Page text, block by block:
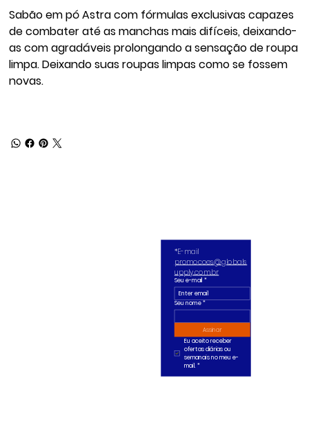
Sabão em pó Astra com fórmulas exclusivas capazes
de combater até as manchas mais difíceis, deixando-
as com agradáveis prolongando a sensação de roupa
limpa. Deixando suas roupas limpas como se fossem
novas.
promocoes@globals
upply.com.br
Seu e-mail *
Seu nome *
Assinar
Eu aceito receber
ofertas diárias ou
semanais no meu e-
mail. *